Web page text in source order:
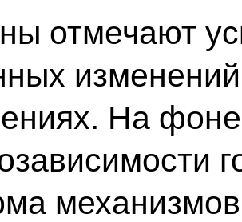
отмечают
На
механизмов